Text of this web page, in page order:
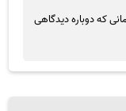
که دوباره دیدگاهی